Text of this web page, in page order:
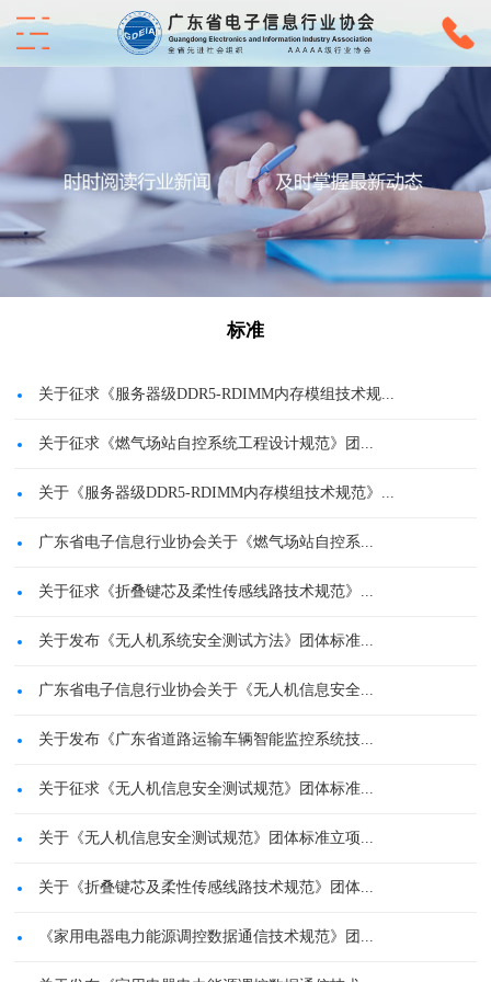
标准
关于征求《服务器级DDR5-RDIMM内存模组技术规...
关于征求《燃气场站自控系统工程设计规范》团...
关于《服务器级DDR5-RDIMM内存模组技术规范》...
广东省电子信息行业协会关于《燃气场站自控系...
关于征求《折叠键芯及柔性传感线路技术规范》...
关于发布《无人机系统安全测试方法》团体标准...
广东省电子信息行业协会关于《无人机信息安全...
关于发布《广东省道路运输车辆智能监控系统技...
关于征求《无人机信息安全测试规范》团体标准...
关于《无人机信息安全测试规范》团体标准立项...
关于《折叠键芯及柔性传感线路技术规范》团体...
《家用电器电力能源调控数据通信技术规范》团...